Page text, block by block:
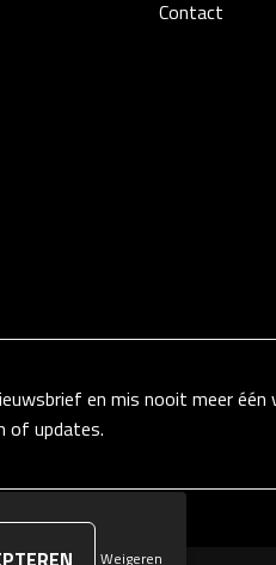
Contact
en mis nooit meer één
of updates.
Weigeren